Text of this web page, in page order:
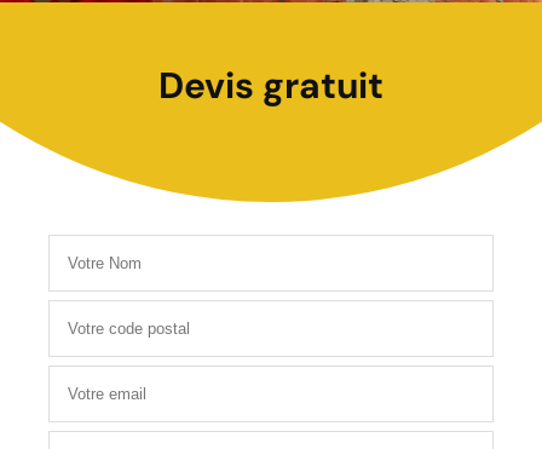
Devis gratuit